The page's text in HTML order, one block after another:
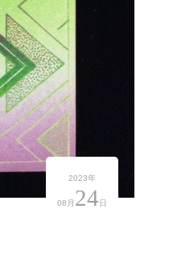
2023年
08月 24 日